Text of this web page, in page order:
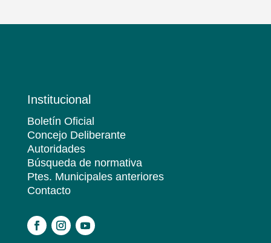
Institucional
Boletín Oficial
Concejo Deliberante
Autoridades
Búsqueda de normativa
Ptes. Municipales anteriores
Contacto